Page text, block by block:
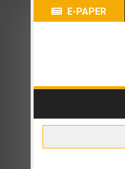
E-PAPER
ہیں۔